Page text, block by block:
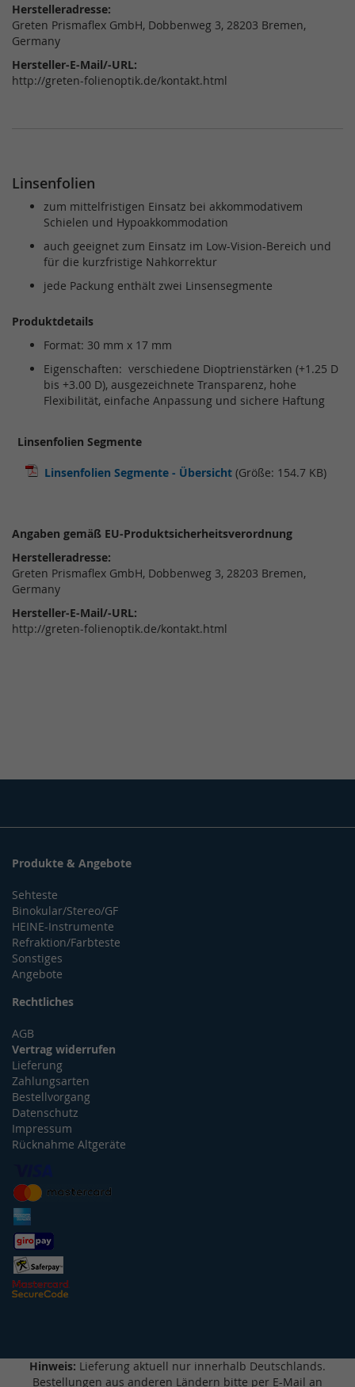
Herstelleradresse:
Greten Prismaflex GmbH, Dobbenweg 3, 28203 Bremen,
Germany
Hersteller-E-Mail/-URL:
http://greten-folienoptik.de/kontakt.html
Linsenfolien
zum mittelfristigen Einsatz bei akkommodativem
Schielen und Hypoakkommodation
auch geeignet zum Einsatz im Low-Vision-Bereich und
für die kurzfristige Nahkorrektur
jede Packung enthält zwei Linsensegmente
Produktdetails
Format: 30 mm x 17 mm
Eigenschaften: verschiedene Dioptrienstärken (+1.25 D
bis +3.00 D), ausgezeichnete Transparenz, hohe
Flexibilität, einfache Anpassung und sichere Haftung
Linsenfolien Segmente
Linsenfolien Segmente - Übersicht (Größe: 154.7 KB)
Angaben gemäß EU-Produktsicherheitsverordnung
Herstelleradresse:
Greten Prismaflex GmbH, Dobbenweg 3, 28203 Bremen,
Germany
Hersteller-E-Mail/-URL:
http://greten-folienoptik.de/kontakt.html
Produkte & Angebote
Sehteste
Binokular/Stereo/GF
HEINE-Instrumente
Refraktion/Farbteste
Sonstiges
Angebote
Rechtliches
AGB
Vertrag widerrufen
Lieferung
Zahlungsarten
Bestellvorgang
Datenschutz
Impressum
Rücknahme Altgeräte
Hinweis: Lieferung aktuell nur innerhalb Deutschlands.
Bestellungen aus anderen Ländern bitte per E-Mail an